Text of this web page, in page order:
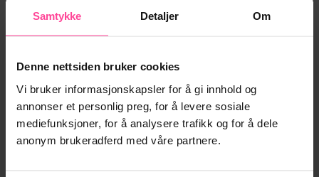
Samtykke Detaljer Om
Denne nettsiden bruker cookies
Vi bruker informasjonskapsler for å gi innhold og
annonser et personlig preg, for å levere sosiale
mediefunksjoner, for å analysere trafikk og for å dele
anonym brukeradferd med våre partnere.